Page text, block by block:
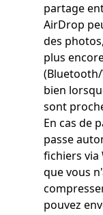
partage
AirDrop
des
plus
bien
sont
En cas de
passe
fichiers via
que vous
pouvez